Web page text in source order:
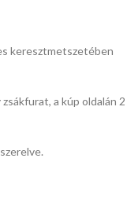
keresztmetszetében
a kúp oldalán 2